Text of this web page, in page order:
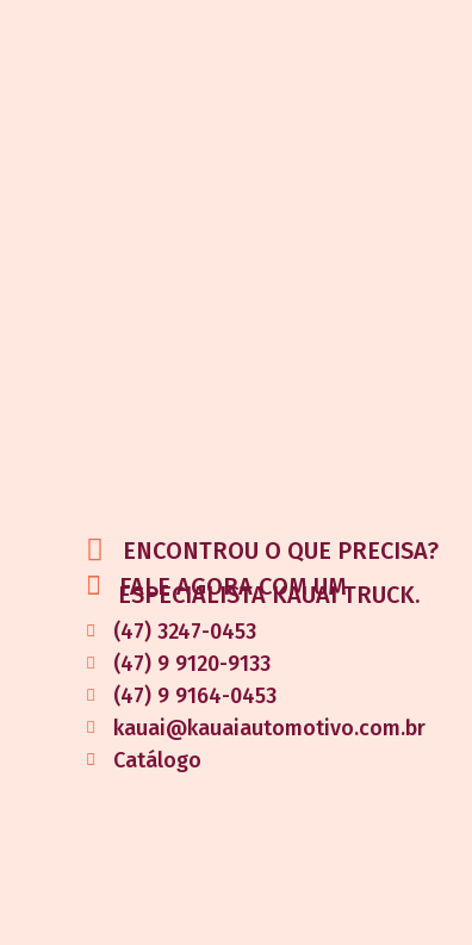
ENCONTROU O QUE PRECISA?
FALE AGORA COM UM
ESPECIALISTA KAUAI TRUCK.
(47) 3247-0453
(47) 9 9120-9133
(47) 9 9164-0453
kauai@kauaiautomotivo.com.br
Catálogo